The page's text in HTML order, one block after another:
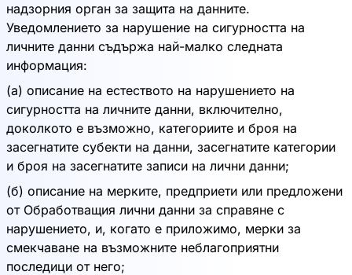
надзорния орган за защита на данните.
Уведомлението за нарушение на сигурността на
личните данни съдържа най-малко следната
информация:
(а) описание на естеството на нарушението на
сигурността на личните данни, включително,
доколкото е възможно, категориите и броя на
засегнатите субекти на данни, засегнатите категории
и броя на засегнатите записи на лични данни;
(б) описание на мерките, предприети или предложени
от Обработващия лични данни за справяне с
нарушението, и, когато е приложимо, мерки за
смекчаване на възможните неблагоприятни
последици от него;